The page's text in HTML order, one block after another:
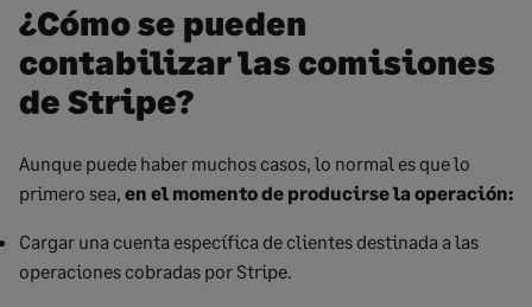
¿Cómo se pueden
contabilizar las comisiones
de Stripe?
Aunque puede haber muchos casos, lo normal es que lo
primero sea, en el momento de producirse la operación:
Cargar una cuenta específica de clientes destinada a las
operaciones cobradas por Stripe.